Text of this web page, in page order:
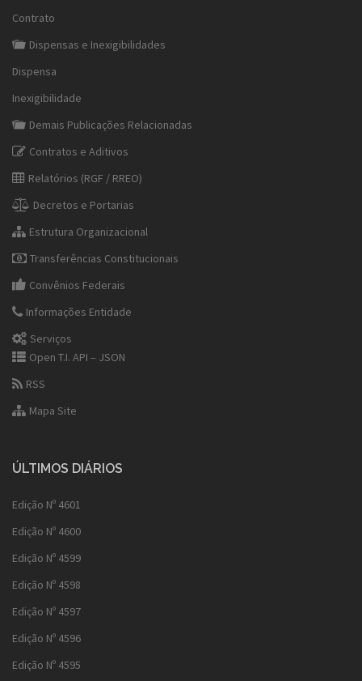
Contrato
Dispensas e Inexigibilidades
Dispensa
Inexigibilidade
Demais Publicações Relacionadas
Contratos e Aditivos
Relatórios (RGF / RREO)
Decretos e Portarias
Estrutura Organizacional
Transferências Constitucionais
Convênios Federais
Informações Entidade
Serviços
Open T.I. API – JSON
RSS
Mapa Site
ÚLTIMOS DIÁRIOS
Edição Nº 4601
Edição Nº 4600
Edição Nº 4599
Edição Nº 4598
Edição Nº 4597
Edição Nº 4596
Edição Nº 4595